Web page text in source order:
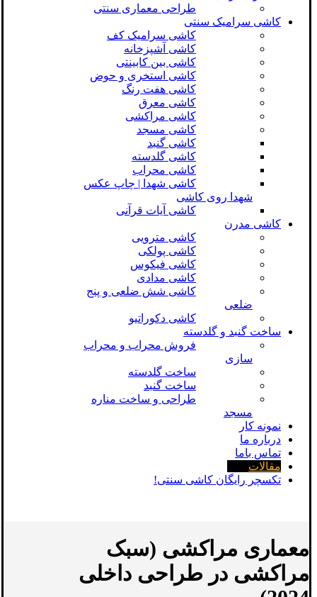
طراحی معماری سنتی
کاشی سرامیک سنتی
کاشی سرامیک کف
کاشی آشپزخانه
کاشی بین کابینتی
کاشی استخری و حوض
کاشی هفت رنگ
کاشی معرق
کاشی مراکشی
کاشی مسجد
کاشی گنبد
کاشی گلدسته
کاشی محراب
کاشی شهدا | چاپ عکس
شهدا روی کاشی
کاشی آیات قرآنی
کاشی مدرن
کاشی مترویی
کاشی پولکی
کاشی فیکوس
کاشی مدادی
کاشی شش ضلعی و پنج
ضلعی
کاشی دکوراتیو
ساخت گنبد و گلدسته
فروش محراب و محراب
سازی
ساخت گلدسته
ساخت گنبد
طراحی و ساخت مناره
مسجد
نمونه کار
درباره ما
تماس باما
مقالات
تکسچر رایگان کاشی سنتی!
معماری مراکشی (سبک
مراکشی در طراحی داخلی